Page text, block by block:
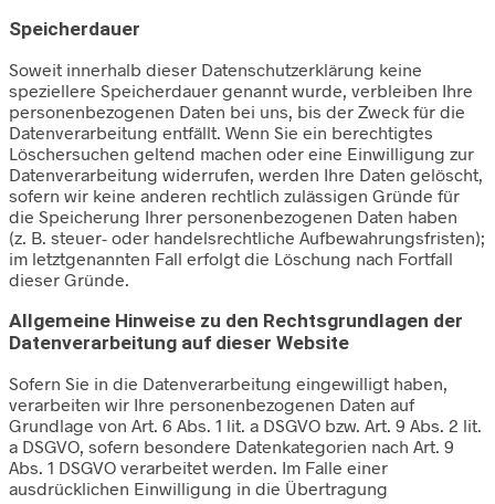
Speicherdauer
Soweit innerhalb dieser Datenschutzerklärung keine
speziellere Speicherdauer genannt wurde, verbleiben Ihre
personenbezogenen Daten bei uns, bis der Zweck für die
Datenverarbeitung entfällt. Wenn Sie ein berechtigtes
Löschersuchen geltend machen oder eine Einwilligung zur
Datenverarbeitung widerrufen, werden Ihre Daten gelöscht,
sofern wir keine anderen rechtlich zulässigen Gründe für
die Speicherung Ihrer personenbezogenen Daten haben
(z. B. steuer- oder handelsrechtliche Aufbewahrungsfristen);
im letztgenannten Fall erfolgt die Löschung nach Fortfall
dieser Gründe.
Allgemeine Hinweise zu den Rechtsgrundlagen der
Datenverarbeitung auf dieser Website
Sofern Sie in die Datenverarbeitung eingewilligt haben,
verarbeiten wir Ihre personenbezogenen Daten auf
Grundlage von Art. 6 Abs. 1 lit. a DSGVO bzw. Art. 9 Abs. 2 lit.
a DSGVO, sofern besondere Datenkategorien nach Art. 9
Abs. 1 DSGVO verarbeitet werden. Im Falle einer
ausdrücklichen Einwilligung in die Übertragung